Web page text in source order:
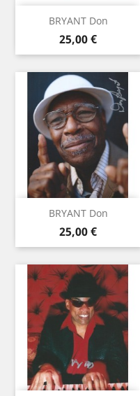
BRYANT Don
Prix
25,00 €
BRYANT Don
Prix
25,00 €